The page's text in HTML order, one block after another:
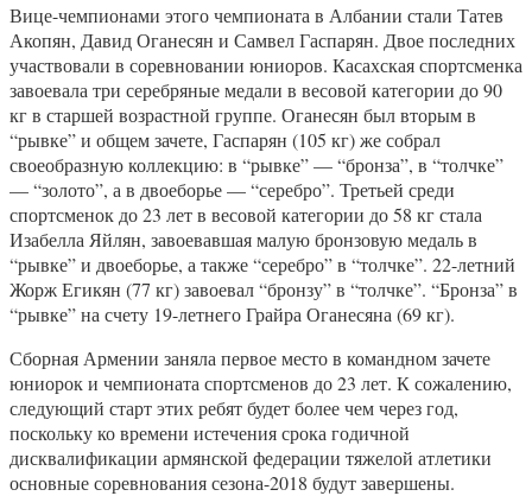
Вице-чемпионами этого чемпионата в Албании стали Татев
Акопян, Давид Оганесян и Самвел Гаспарян. Двое последних
участвовали в соревновании юниоров. Касахская спортсменка
завоевала три серебряные медали в весовой категории до 90
кг в старшей возрастной группе. Оганесян был вторым в
“рывке” и общем зачете, Гаспарян (105 кг) же собрал
своеобразную коллекцию: в “рывке” — “бронза”, в “толчке”
— “золото”, а в двоеборье — “серебро”. Третьей среди
спортсменок до 23 лет в весовой категории до 58 кг стала
Изабелла Яйлян, завоевавшая малую бронзовую медаль в
“рывке” и двоеборье, а также “серебро” в “толчке”. 22-летний
Жорж Егикян (77 кг) завоевал “бронзу” в “толчке”. “Бронза” в
“рывке” на счету 19-летнего Грайра Оганесяна (69 кг).
Сборная Армении заняла первое место в командном зачете
юниорок и чемпионата спортсменов до 23 лет. К сожалению,
следующий старт этих ребят будет более чем через год,
поскольку ко времени истечения срока годичной
дисквалификации армянской федерации тяжелой атлетики
основные соревнования сезона-2018 будут завершены.